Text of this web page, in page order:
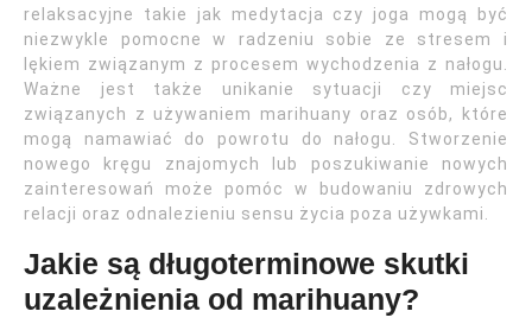
relaksacyjne takie jak medytacja czy joga mogą być
niezwykle pomocne w radzeniu sobie ze stresem i
lękiem związanym z procesem wychodzenia z nałogu.
Ważne jest także unikanie sytuacji czy miejsc
związanych z używaniem marihuany oraz osób, które
mogą namawiać do powrotu do nałogu. Stworzenie
nowego kręgu znajomych lub poszukiwanie nowych
zainteresowań może pomóc w budowaniu zdrowych
relacji oraz odnalezieniu sensu życia poza używkami.
Jakie są długoterminowe skutki
uzależnienia od marihuany?